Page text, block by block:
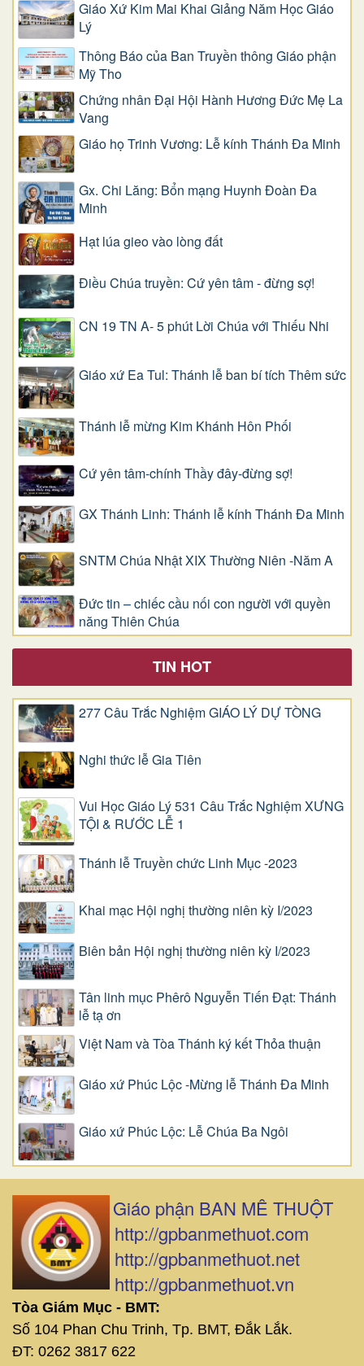
Giáo Xứ Kim Mai Khai Giảng Năm Học Giáo
Lý
Thông Báo của Ban Truyền thông Giáo phận
Mỹ Tho
Chứng nhân Đại Hội Hành Hương Đức Mẹ La
Vang
Giáo họ Trinh Vương: Lễ kính Thánh Đa Minh
Gx. Chi Lăng: Bổn mạng Huynh Đoàn Đa
Minh
Hạt lúa gieo vào lòng đất
Điều Chúa truyền: Cứ yên tâm - đừng sợ!
CN 19 TN A- 5 phút Lời Chúa với Thiếu Nhi
Giáo xứ Ea Tul: Thánh lễ ban bí tích Thêm sức
Thánh lễ mừng Kim Khánh Hôn Phối
Cứ yên tâm-chính Thầy đây-đừng sợ!
GX Thánh Linh: Thánh lễ kính Thánh Đa Minh
SNTM Chúa Nhật XIX Thường Niên -Năm A
Đức tin – chiếc cầu nối con người với quyền
năng Thiên Chúa
TIN HOT
277 Câu Trắc Nghiệm GIÁO LÝ DỰ TÒNG
Nghi thức lễ Gia Tiên
Vui Học Giáo Lý 531 Câu Trắc Nghiệm XƯNG
TỘI & RƯỚC LỄ 1
Thánh lễ Truyền chức Linh Mục -2023
Khai mạc Hội nghị thường niên kỳ I/2023
Biên bản Hội nghị thường niên kỳ I/2023
Tân linh mục Phêrô Nguyễn Tiến Đạt: Thánh
lễ tạ ơn
Việt Nam và Tòa Thánh ký kết Thỏa thuận
Giáo xứ Phúc Lộc -Mừng lễ Thánh Đa Minh
Giáo xứ Phúc Lộc: Lễ Chúa Ba Ngôi
Giáo phận BAN MÊ THUỘT
http://gpbanmethuot.com
http://gpbanmethuot.net
http://gpbanmethuot.vn
Tòa Giám Mục - BMT:
Số 104 Phan Chu Trinh, Tp. BMT, Đắk Lắk.
ĐT: 0262 3817 622